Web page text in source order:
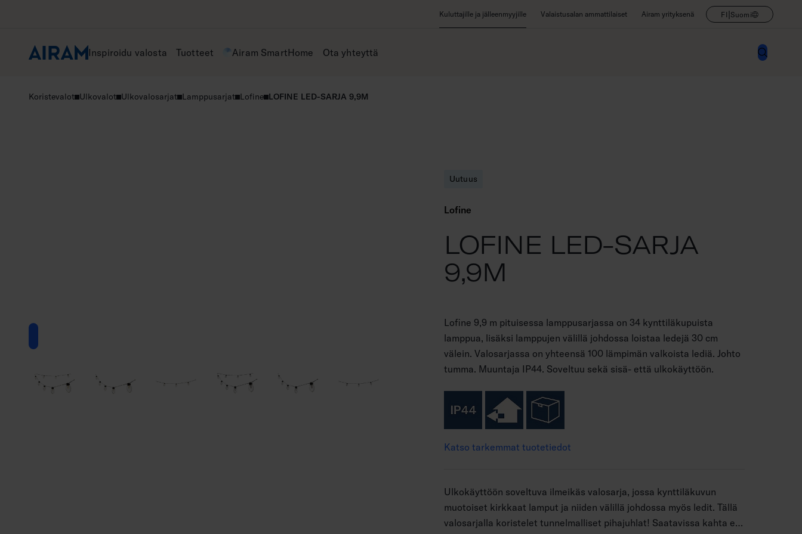
Kuluttajille ja jälleenmyyjille Valaistusalan ammattilaiset Airam yrityksenä FI |Suomi
Inspiroidu valosta Tuotteet Airam SmartHome Ota yhteyttä
Koristevalot Ulkovalot Ulkovalosarjat Lamppusarjat Lofine LOFINE LED-SARJA 9,9M
Uutuus
Lofine
LOFINE LED-SARJA
9,9M
Lofine 9,9 m pituisessa lamppusarjassa on 34 kynttiläkupuista
lamppua, lisäksi lamppujen välillä johdossa loistaa ledejä 30 cm
välein. Valosarjassa on yhteensä 100 lämpimän valkoista lediä. Johto
tumma. Muuntaja IP44. Soveltuu sekä sisä- että ulkokäyttöön.
Katso tarkemmat tuotetiedot
Ulkokäyttöön soveltuva ilmeikäs valosarja, jossa kynttiläkuvun
muotoiset kirkkaat lamput ja niiden välillä johdossa myös ledit. Tällä
valosarjalla koristelet tunnelmalliset pihajuhlat! Saatavissa kahta eri